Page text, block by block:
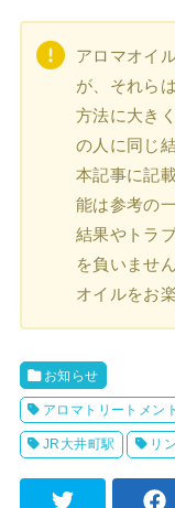
アロマオイ
が、それら
方法に大き
の人に同じ
本記事に記
能は参考の
結果やトラ
を負いませ
オイルをお
お知らせ
アロマトリートメント
JR大井町駅 リ